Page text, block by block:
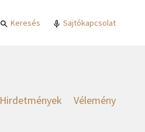
Keresés Sajtókapcsolat
Hirdetmények Vélemény